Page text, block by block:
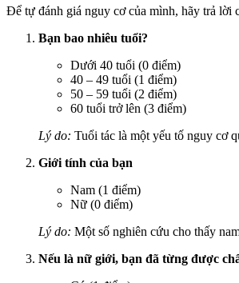
Để tự đánh giá nguy cơ của mình, hãy trả lời
Bạn bao nhiêu tuổi?
Dưới 40 tuổi (0 điểm)
40 – 49 tuổi (1 điểm)
50 – 59 tuổi (2 điểm)
60 tuổi trở lên (3 điểm)
Lý do: Tuổi tác là một yếu tố nguy cơ
Giới tính của bạn
Nam (1 điểm)
Nữ (0 điểm)
Lý do: Một số nghiên cứu cho thấy
Nếu là nữ giới, bạn đã từng được